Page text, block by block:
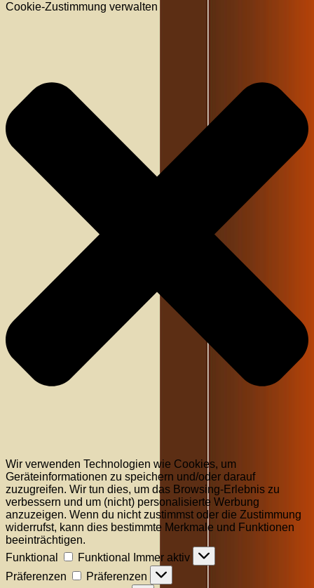
Cookie-Zustimmung verwalten
Wir verwenden Technologien wie Cookies, um
Geräteinformationen zu speichern und/oder darauf
zuzugreifen. Wir tun dies, um das Browsing-Erlebnis zu
verbessern und um (nicht) personalisierte Werbung
anzuzeigen. Wenn du nicht zustimmst oder die Zustimmung
widerrufst, kann dies bestimmte Merkmale und Funktionen
beeinträchtigen.
Funktional
Funktional
Immer aktiv
Präferenzen
Präferenzen